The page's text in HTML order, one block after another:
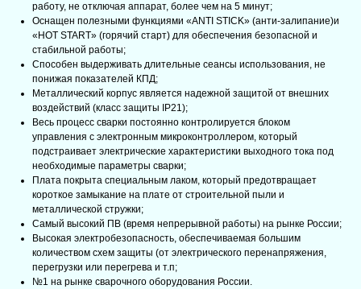
работу, не отключая аппарат, более чем на 5 минут;
Оснащен полезными функциями «АNTI STICK» (анти-залипание)и
«HOT START» (горячий старт) для обеспечения безопасной и
стабильной работы;
Способен выдерживать длительные сеансы использования, не
понижая показателей КПД;
Металлический корпус является надежной защитой от внешних
воздействий (класс защиты IP21);
Весь процесс сварки постоянно контролируется блоком
управления с электронным микроконтроллером, который
подстраивает электрические характеристики выходного тока под
необходимые параметры сварки;
Плата покрыта специальным лаком, который предотвращает
короткое замыкание на плате от строительной пыли и
металлической стружки;
Самый высокий ПВ (время непрерывной работы) на рынке России;
Высокая электробезопасность, обеспечиваемая большим
количеством схем защиты (от электрического перенапряжения,
перегрузки или перегрева и т.п;
№1 на рынке сварочного оборудования России.